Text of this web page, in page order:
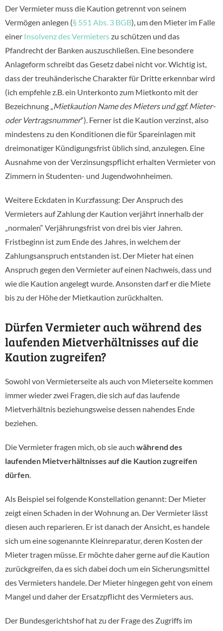
Der Vermieter muss die Kaution getrennt von seinem
Vermögen anlegen (§ 551 Abs. 3 BGB), um den Mieter im Falle
einer Insolvenz des Vermieterszu schützen und das
Pfandrecht der Banken auszuschließen. Eine besondere
Anlageform schreibt das Gesetz dabei nicht vor. Wichtig ist,
dass der treuhänderische Charakter für Dritte erkennbar wird
(ich empfehle z.B. ein Unterkonto zum Mietkonto mit der
Bezeichnung „Mietkaution Name des Mieters und ggf. Mieter-
oder Vertragsnummer“). Ferner ist die Kaution verzinst, also
mindestens zu den Konditionen die für Spareinlagen mit
dreimonatiger Kündigungsfrist üblich sind, anzulegen. Eine
Ausnahme von der Verzinsungspflicht erhalten Vermieter von
Zimmern in Studenten- und Jugendwohnheimen.
Weitere Eckdaten in Kurzfassung: Der Anspruch des
Vermieters auf Zahlung der Kaution verjährt innerhalb der
„normalen“ Verjährungsfrist von drei bis vier Jahren.
Fristbeginn ist zum Ende des Jahres, in welchem der
Zahlungsanspruch entstanden ist. Der Mieter hat einen
Anspruch gegen den Vermieter auf einen Nachweis, dass und
wie die Kaution angelegt wurde. Ansonsten darf er die Miete
bis zu der Höhe der Mietkaution zurückhalten.
Dürfen Vermieter auch während des
laufenden Mietverhältnisses auf die
Kaution zugreifen?
Sowohl von Vermieterseite als auch von Mieterseite kommen
immer wieder zwei Fragen, die sich auf das laufende
Mietverhältnis beziehungsweise dessen nahendes Ende
beziehen.
Die Vermieter fragen mich, ob sie auch während des
laufenden Mietverhältnisses auf die Kaution zugreifen
dürfen.
Als Beispiel sei folgende Konstellation genannt: Der Mieter
zeigt einen Schaden in der Wohnung an. Der Vermieter lässt
diesen auch reparieren. Er ist danach der Ansicht, es handele
sich um eine sogenannte Kleinreparatur, deren Kosten der
Mieter tragen müsse. Er möchte daher gerne auf die Kaution
zurückgreifen, da es sich dabei doch um ein Sicherungsmittel
des Vermieters handele. Der Mieter hingegen geht von einem
Mangel und daher der Ersatzpflicht des Vermieters aus.
Der Bundesgerichtshof hat zu der Frage des Zugriffs im